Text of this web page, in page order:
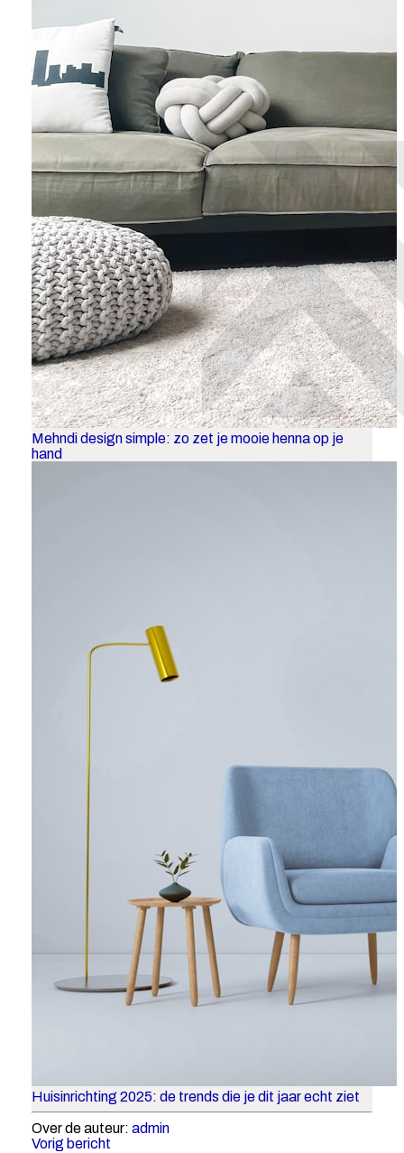
Mehndi design simple: zo zet je mooie henna op je
hand
Huisinrichting 2025: de trends die je dit jaar echt ziet
Over de auteur: admin
Vorig bericht